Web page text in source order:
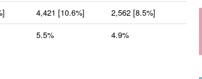
4,421 [10.6%]
2,562 [8.5%]
5.5% 4.9%